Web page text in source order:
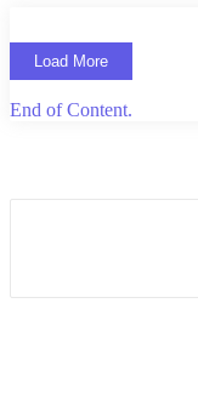
Load More
End of Content.